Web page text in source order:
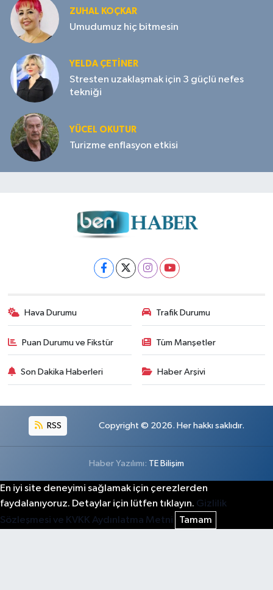
ZUHAL KOÇKAR
Umudumuz hiç bitmesin
YELDA ÇETİNER
Stresten uzaklaşmak için 3 güçlü nefes
tekniği
YÜCEL OKUTUR
Turizme enflasyon etkisi
Hava Durumu Trafik Durumu
Puan Durumu ve Fikstür Tüm Manşetler
Son Dakika Haberleri Haber Arşivi
RSS Copyright © 2026. Her hakkı saklıdır.
Haber Yazılımı: TE Bilişim
En iyi site deneyimi sağlamak için çerezlerden
faydalanıyoruz. Detaylar için lütfen tıklayın. Gizlilik
Sözleşmesi ve KVKK Aydınlatma Metni
Tamam